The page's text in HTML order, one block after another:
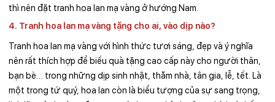
thì nên đặt tranh hoa lan mạ vàng ở hướng Nam.
4. Tranh hoa lan mạ vàng tặng cho ai, vào dịp nào?
Tranh hoa lan mạ vàng với hình thức tươi sáng, đẹp và ý nghĩa
nên rất thích hợp để biếu quà tặng cao cấp này cho người thân,
bạn bè… trong những dịp sinh nhật, thăm nhà, tân gia, lễ, tết. Là
một trong tứ quý, hoa lan còn là biểu tượng của sự sang trọng,